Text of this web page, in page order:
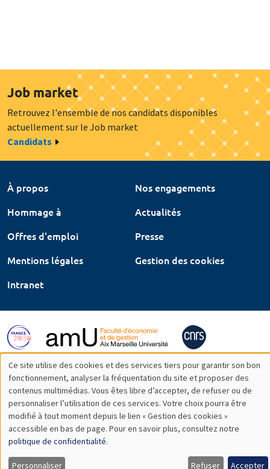
Job market
Retrouvez l'ensemble de nos candidats disponibles
actuellement sur le Job market
Candidats
À propos
Nos engagements
Hommage à
Actualités
Offres d'emploi
Presse
Mentions légales
Gestion des cookies
Intranet
Utilisation
des
données
personnelles
et
Ce site utilise des cookies et des services tiers pour garantir son bon
fonctionnement, analyser la fréquentation du site et proposer des
contenus multimédias. Vous êtes libre d’accepter, de refuser ou de
personnaliser l’utilisation de ces services. Votre choix pourra être
modifié à tout moment depuis le lien « Gestion des cookies »
accessible en bas de page. Pour en savoir plus, consultez notre
politique de confidentialité.
Personnaliser Refuser Accepter